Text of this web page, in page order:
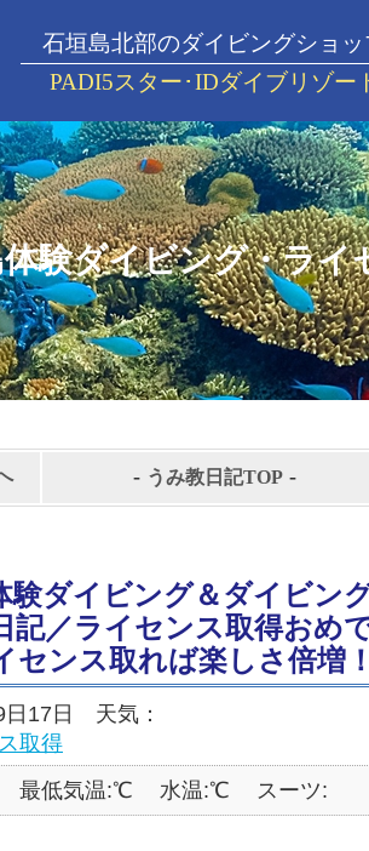
石垣島北部のダイビングショッ
PADI5スター･IDダイブリゾー
験ダイビング・ライ
- うみ教日記TOP -
験ダイビング＆ダイビン
記／ライセンス取得おめ
センス取れば楽しさ倍増
日17日 天気：
取得
最低気温:℃ 水温:℃ スーツ: